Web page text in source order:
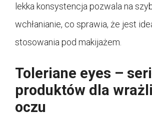
lekka konsystencja pozwala na
wchłanianie, co sprawia, że jest
stosowania pod makijażem.
Toleriane eyes –
produktów dla
oczu